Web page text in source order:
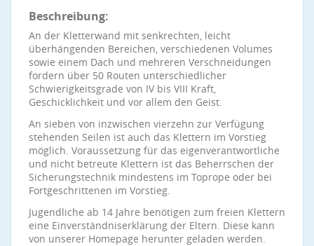
Beschreibung:
An der Kletterwand mit senkrechten, leicht
überhängenden Bereichen, verschiedenen Volumes
sowie einem Dach und mehreren Verschneidungen
fordern über 50 Routen unterschiedlicher
Schwierigkeitsgrade von IV bis VIII Kraft,
Geschicklichkeit und vor allem den Geist.
An sieben von inzwischen vierzehn zur Verfügung
stehenden Seilen ist auch das Klettern im Vorstieg
möglich. Voraussetzung für das eigenverantwortliche
und nicht betreute Klettern ist das Beherrschen der
Sicherungstechnik mindestens im Toprope oder bei
Fortgeschrittenen im Vorstieg.
Jugendliche ab 14 Jahre benötigen zum freien Klettern
eine Einverständniserklärung der Eltern. Diese kann
von unserer Homepage herunter geladen werden.